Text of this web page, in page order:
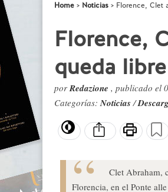
Home Noticias Florence, Clet
Florence,
queda libre
porRedazione , publicado el
Categorías:Noticias/
Clet Abraham,
Florencia, en el Ponte